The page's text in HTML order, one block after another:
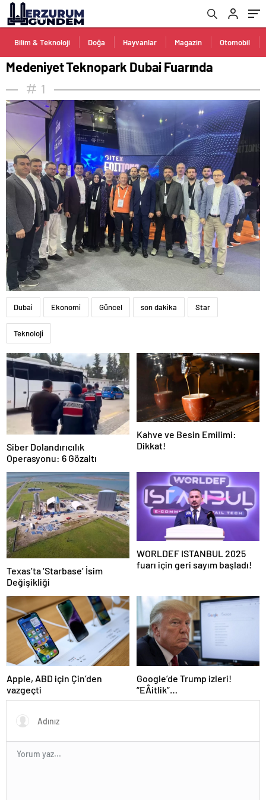
Bilim & Teknoloji Doğa Hayvanlar Magazin Otomobil
Medeniyet Teknopark Dubai Fuarında
1
Dubai Ekonomi Güncel son dakika Star
Teknoloji
Siber Dolandırıcılık
Operasyonu: 6 Gözaltı
Kahve ve Besin Emilimi:
Dikkat!
Texas’ta ‘Starbase’ İsim
Değişikliği
WORLDEF ISTANBUL 2025
fuarı için geri sayım başladı!
Apple, ABD için Çin’den
vazgeçti
Google’de Trump izleri!
“EÅitlik”
ilkesiÂ rafaÂ kaldÄ±rÄ±lÄ±yor,